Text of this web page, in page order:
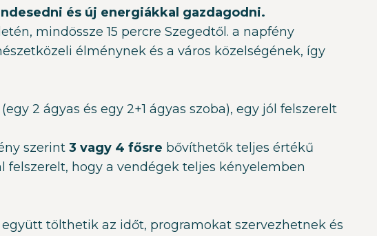
és új energiákkal gazdagodni.
mindössze 15 percre Szegedtől. a napfény
élménynek és a város közelségének, így
2 ágyas és egy 2+1 ágyas szoba), egy jól felszerelt
szerint 3 vagy 4 fősre bővíthetők teljes értékű
felszerelt, hogy a vendégek teljes kényelemben
együtt tölthetik az időt, programokat szervezhetnek és